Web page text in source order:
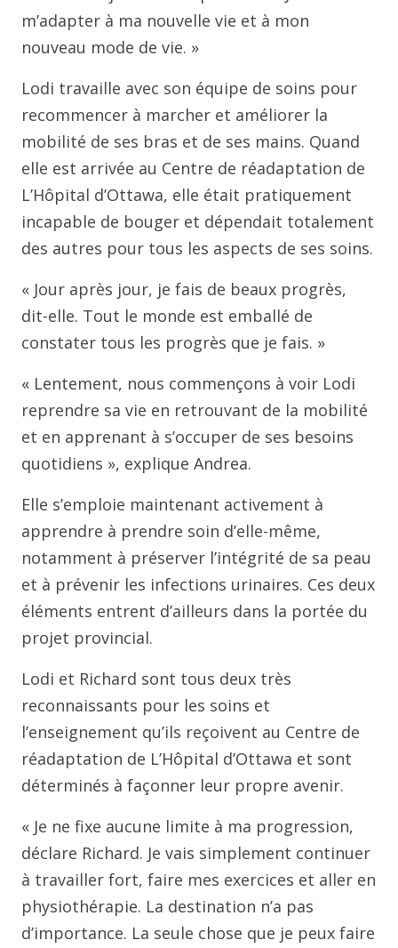
m’adapter à ma nouvelle vie et à mon
nouveau mode de vie. »
Lodi travaille avec son équipe de soins pour
recommencer à marcher et améliorer la
mobilité de ses bras et de ses mains. Quand
elle est arrivée au Centre de réadaptation de
L’Hôpital d’Ottawa, elle était pratiquement
incapable de bouger et dépendait totalement
des autres pour tous les aspects de ses soins.
« Jour après jour, je fais de beaux progrès,
dit-elle. Tout le monde est emballé de
constater tous les progrès que je fais. »
« Lentement, nous commençons à voir Lodi
reprendre sa vie en retrouvant de la mobilité
et en apprenant à s’occuper de ses besoins
quotidiens », explique Andrea.
Elle s’emploie maintenant activement à
apprendre à prendre soin d’elle-même,
notamment à préserver l’intégrité de sa peau
et à prévenir les infections urinaires. Ces deux
éléments entrent d’ailleurs dans la portée du
projet provincial.
Lodi et Richard sont tous deux très
reconnaissants pour les soins et
l’enseignement qu’ils reçoivent au Centre de
réadaptation de L’Hôpital d’Ottawa et sont
déterminés à façonner leur propre avenir.
« Je ne fixe aucune limite à ma progression,
déclare Richard. Je vais simplement continuer
à travailler fort, faire mes exercices et aller en
physiothérapie. La destination n’a pas
d’importance. La seule chose que je peux faire